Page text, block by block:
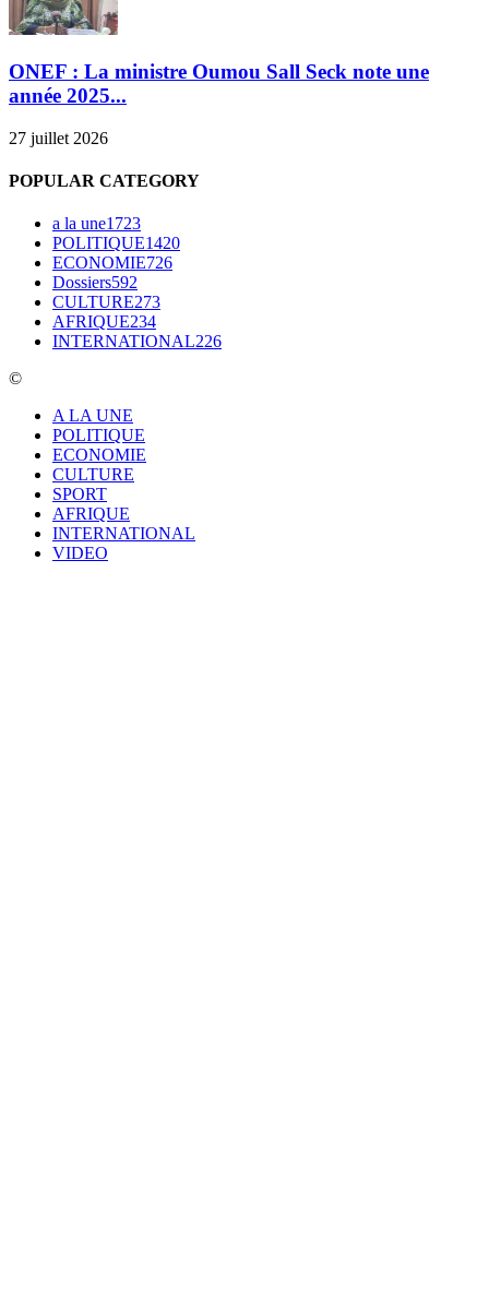
ONEF : La ministre Oumou Sall Seck note une
année 2025...
27 juillet 2026
POPULAR CATEGORY
a la une1723
POLITIQUE1420
ECONOMIE726
Dossiers592
CULTURE273
AFRIQUE234
INTERNATIONAL226
©
A LA UNE
POLITIQUE
ECONOMIE
CULTURE
SPORT
AFRIQUE
INTERNATIONAL
VIDEO